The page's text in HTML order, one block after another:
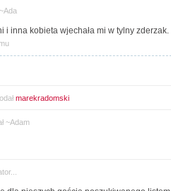
i inna kobieta wjechała mi w tylny zderzak.
marekradomski
~Adam